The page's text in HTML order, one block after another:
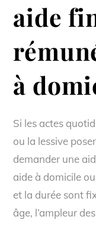
aide
à
Si les actes
ou la lessive
demander une
aide à domicile
et la durée sont
âge, l’ampleur